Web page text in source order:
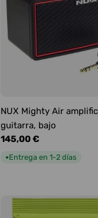
NUX Mighty Air
guitarra, bajo
Precio
habitual
145,00 €
●Entrega en 1-2 días